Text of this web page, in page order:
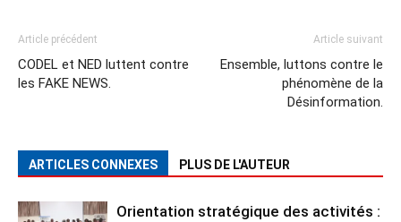
Article précédent
CODEL et NED luttent contre
les FAKE NEWS.
Article suivant
Ensemble, luttons contre le
phénomène de la
Désinformation.
ARTICLES CONNEXES PLUS DE L'AUTEUR
Orientation stratégique des activités :